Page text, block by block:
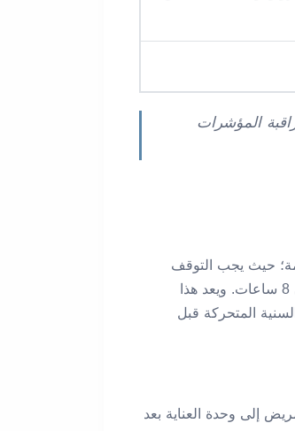
المؤشرات
حيث يجب التوقف
تمامًا عن تناول الطعام والشراب — بما في ذلك الماء — بدءًا من منتصف الليل الذي يسبق العملية، أو قبل موعد الإجراء بنحو 6 إلى 8 ساعات. ويعد هذا
المتحركة قبل
إلى وحدة العناية بعد